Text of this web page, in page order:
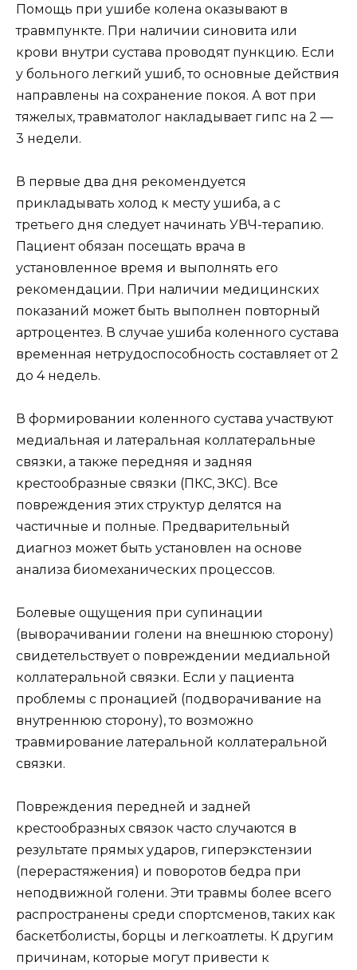
Помощь при ушибе колена оказывают в
травмпункте. При наличии синовита или
крови внутри сустава проводят пункцию. Если
у больного легкий ушиб, то основные действия
направлены на сохранение покоя. А вот при
тяжелых, травматолог накладывает гипс на 2 —
3 недели.
В первые два дня рекомендуется
прикладывать холод к месту ушиба, а с
третьего дня следует начинать УВЧ-терапию.
Пациент обязан посещать врача в
установленное время и выполнять его
рекомендации. При наличии медицинских
показаний может быть выполнен повторный
артроцентез. В случае ушиба коленного сустава
временная нетрудоспособность составляет от 2
до 4 недель.
В формировании коленного сустава участвуют
медиальная и латеральная коллатеральные
связки, а также передняя и задняя
крестообразные связки (ПКС, ЗКС). Все
повреждения этих структур делятся на
частичные и полные. Предварительный
диагноз может быть установлен на основе
анализа биомеханических процессов.
Болевые ощущения при супинации
(выворачивании голени на внешнюю сторону)
свидетельствует о повреждении медиальной
коллатеральной связки. Если у пациента
проблемы с пронацией (подворачивание на
внутреннюю сторону), то возможно
травмирование латеральной коллатеральной
связки.
Повреждения передней и задней
крестообразных связок часто случаются в
результате прямых ударов, гиперэкстензии
(перерастяжения) и поворотов бедра при
неподвижной голени. Эти травмы более всего
распространены среди спортсменов, таких как
баскетболисты, борцы и легкоатлеты. К другим
причинам, которые могут привести к